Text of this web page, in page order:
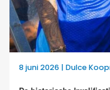
8 juni 2026 | Dulce